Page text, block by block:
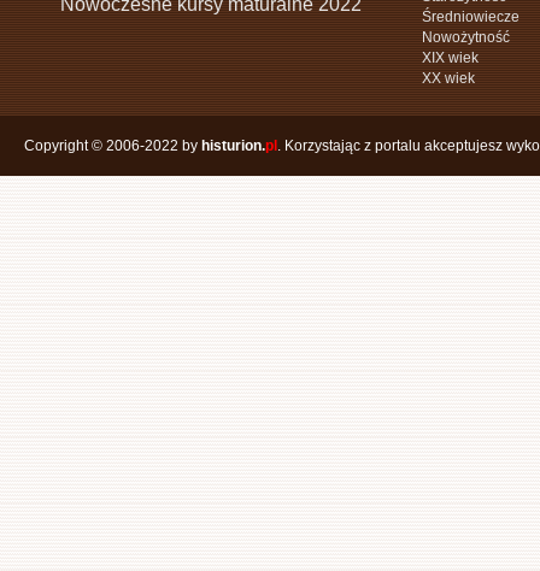
Średniowiecze
Nowożytność
XIX wiek
XX wiek
Copyright © 2006-2022 by histurion.pl . Korzystając z portalu akceptujesz